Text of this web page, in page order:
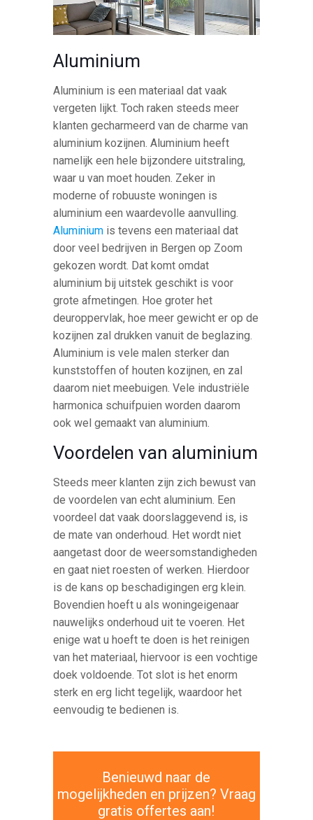
Aluminium
Aluminium is een materiaal dat vaak
vergeten lijkt. Toch raken steeds meer
klanten gecharmeerd van de charme van
aluminium kozijnen. Aluminium heeft
namelijk een hele bijzondere uitstraling,
waar u van moet houden. Zeker in
moderne of robuuste woningen is
aluminium een waardevolle aanvulling.
Aluminium is tevens een materiaal dat
door veel bedrijven in Bergen op Zoom
gekozen wordt. Dat komt omdat
aluminium bij uitstek geschikt is voor
grote afmetingen. Hoe groter het
deuroppervlak, hoe meer gewicht er op de
kozijnen zal drukken vanuit de beglazing.
Aluminium is vele malen sterker dan
kunststoffen of houten kozijnen, en zal
daarom niet meebuigen. Vele industriële
harmonica schuifpuien worden daarom
ook wel gemaakt van aluminium.
Voordelen van aluminium
Steeds meer klanten zijn zich bewust van
de voordelen van echt aluminium. Een
voordeel dat vaak doorslaggevend is, is
de mate van onderhoud. Het wordt niet
aangetast door de weersomstandigheden
en gaat niet roesten of werken. Hierdoor
is de kans op beschadigingen erg klein.
Bovendien hoeft u als woningeigenaar
nauwelijks onderhoud uit te voeren. Het
enige wat u hoeft te doen is het reinigen
van het materiaal, hiervoor is een vochtige
doek voldoende. Tot slot is het enorm
sterk en erg licht tegelijk, waardoor het
eenvoudig te bedienen is.
Benieuwd naar de
mogelijkheden en prijzen? Vraag
gratis offertes aan!